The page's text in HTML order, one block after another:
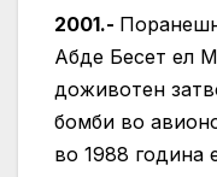
2001.-
Абде Бесет ел
доживотен
бомби во
во 1988 година